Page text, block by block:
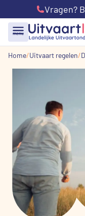
Vragen?
menu
Home Uitvaart regelen